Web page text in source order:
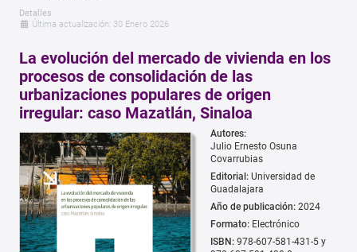
Detalles
Última actualización: 30 Enero 2026
La evolución del mercado de vivienda en los
procesos de consolidación de las
urbanizaciones populares de origen
irregular: caso Mazatlán, Sinaloa
Autores:
Julio Ernesto Osuna
Covarrubias
Editorial: Universidad de
Guadalajara
Año de publicación: 2024
Formato: Electrónico
ISBN: 978-607-581-431-5 y